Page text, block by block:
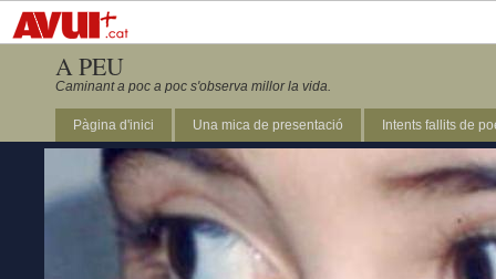
A PEU
Caminant a poc a poc s'observa millor la vida.
Pàgina d'inici Una mica de presentació Intents fallits de